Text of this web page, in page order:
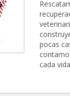
pocas
cada